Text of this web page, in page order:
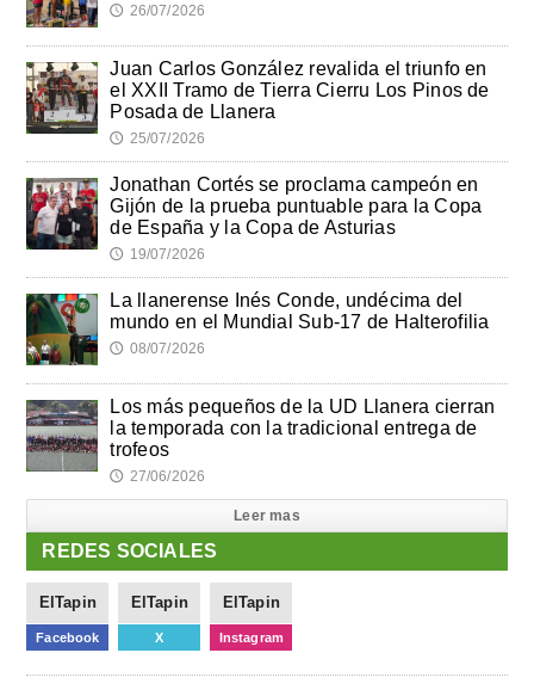
🕔 26/07/2026
Juan Carlos González revalida el triunfo en
el XXII Tramo de Tierra Cierru Los Pinos de
Posada de Llanera
🕔 25/07/2026
Jonathan Cortés se proclama campeón en
Gijón de la prueba puntuable para la Copa
de España y la Copa de Asturias
🕔 19/07/2026
La llanerense Inés Conde, undécima del
mundo en el Mundial Sub-17 de Halterofilia
🕔 08/07/2026
Los más pequeños de la UD Llanera cierran
la temporada con la tradicional entrega de
trofeos
🕔 27/06/2026
Leer mas
REDES SOCIALES
ElTapin
Facebook
ElTapin
X
ElTapin
Instagram